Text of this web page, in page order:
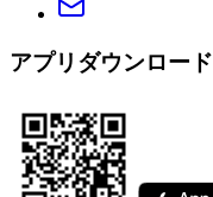
アプリダウンロード